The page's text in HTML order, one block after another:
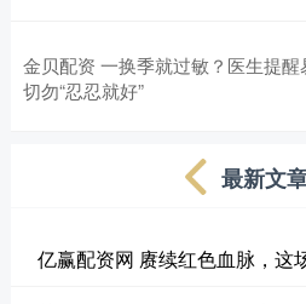
金贝配资 一换季就过敏？医生提
切勿“忍忍就好”
最新文
亿赢配资网 赓续红色血脉，这